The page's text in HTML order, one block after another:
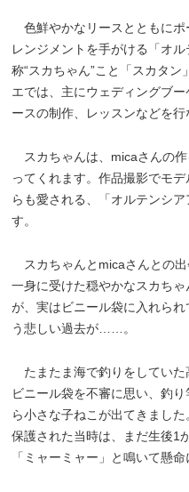
色鮮やかなリースとともにポ
レンジメントを手がける「オ
称“スカちゃん”こと「スカタ
エでは、主にウェディングブ
ースの制作、レッスンなどを行
スカちゃんは、micaさんの
ってくれます。作品撮影でモ
らも愛される、「オルテンシ
す。
スカちゃんとmicaさんとの
一身に受けた穏やかなスカち
が、実はビニール袋に入れら
う悲しい過去が……。
たまたま海で釣りをしていた
ビニール袋を不審に思い、釣
ら小さな子ねこが出てきまし
保護された当時は、まだ生後1
「ミャーミャー」と鳴いて懸